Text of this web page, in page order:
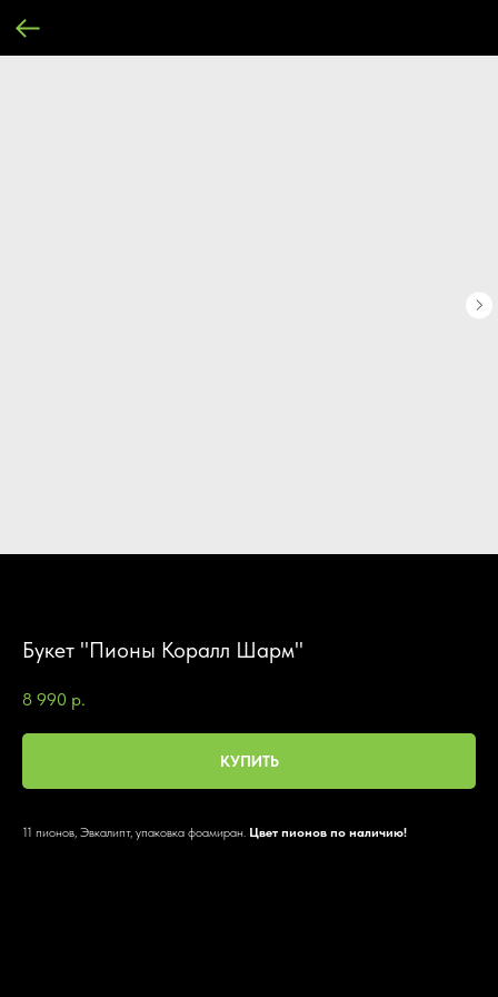
Букет "Пионы Коралл Шарм"
8 990 р.
КУПИТЬ
11 пионов, Эвкалипт, упаковка фоамиран. Цвет пионов по наличию!